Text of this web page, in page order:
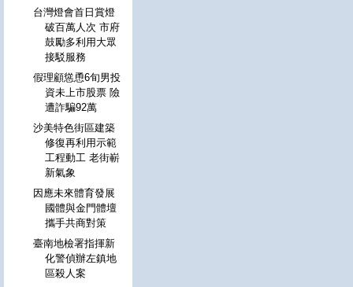
台灣燈會首日賞燈
破百萬人次 市府
鼓勵多利用大眾
接駁服務
假理顧慫恿6旬男投
資未上市股票 險
遭詐騙92萬
沙美特色街區建築
修復再利用示範
工程動工 老街嶄
新氣象
因應未來體育發展
國體與金門體壇
攜手共商對策
臺南地檢署指揮新
化警偵辦左鎮地
區殺人案